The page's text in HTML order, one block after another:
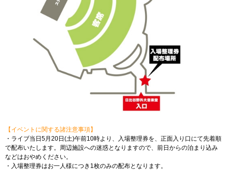
【イベントに関する諸注意事項】
・ライブ当日5月20日(土)午前10時より、入場整理券を、正面入り口にて先着順
で配布いたします。周辺施設への迷惑となりますので、前日からの泊まり込み
などはおやめください。
・入場整理券はお一人様につき1枚のみの配布となります。